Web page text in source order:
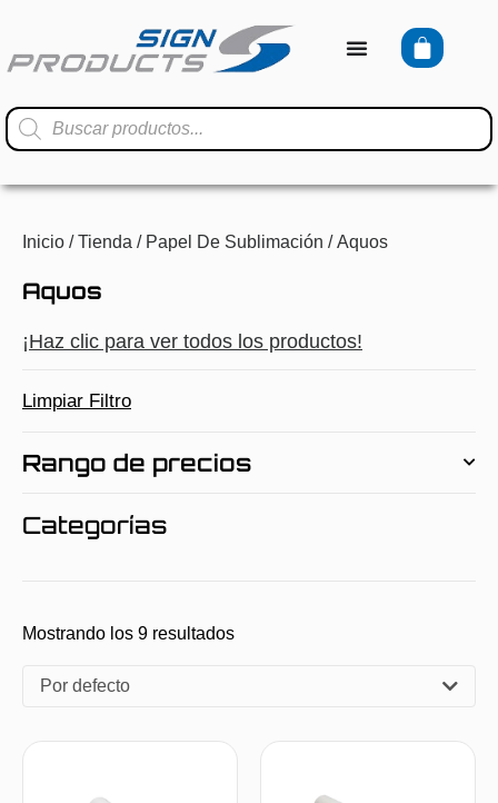
Inicio /Tienda / Papel De Sublimación / Aquos
Aquos
¡Haz clic para ver todos los productos!
Limpiar Filtro
Rango de precios
Categorías
Mostrando los 9 resultados
Por defecto